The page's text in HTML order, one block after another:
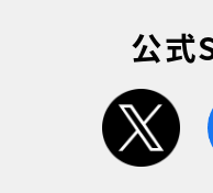
公式